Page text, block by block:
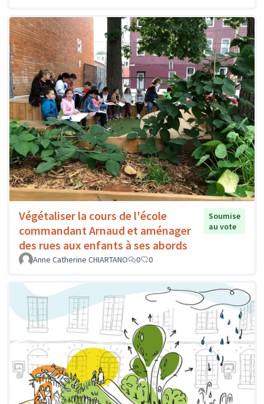
Végétaliser la cours de l'école
commandant Arnaud et aménager
des rues aux enfants à ses abords
Soumise
au vote
Anne Catherine CHIARTANO 0 0